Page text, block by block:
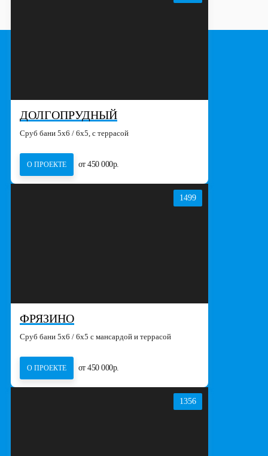
ДОЛГОПРУДНЫЙ
Сруб бани 5х6 / 6x5, с террасой
О ПРОЕКТЕ от 450 000р.
1499
ФРЯЗИНО
Сруб бани 5х6 / 6x5 с мансардой и террасой
О ПРОЕКТЕ от 450 000р.
1356